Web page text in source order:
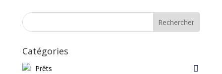
Rechercher
Catégories
Prêts